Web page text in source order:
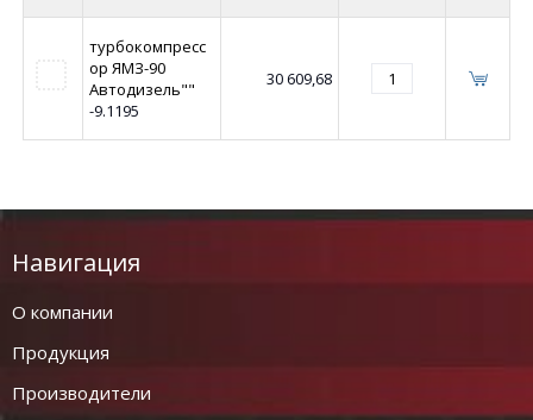
турбокомпресс
ор ЯМЗ-90
Автодизель""
-9.1195
30 609,68
Навигация
О компании
Продукция
Производители